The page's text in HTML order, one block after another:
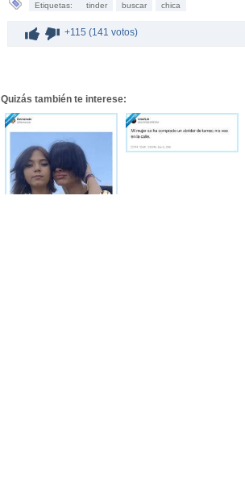
Etiquetas: tinder buscar chica
+115 (141 votos)
Quizás también te interese: